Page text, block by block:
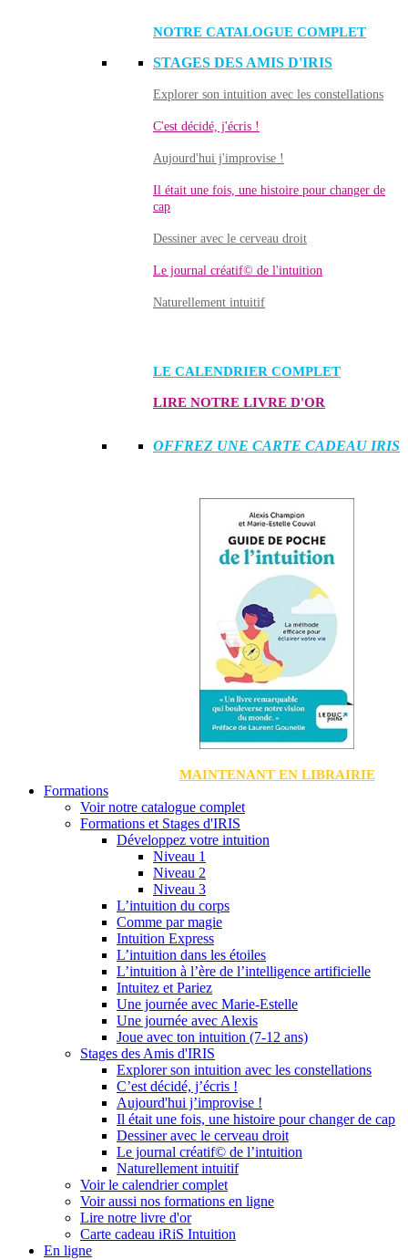
NOTRE CATALOGUE COMPLET
STAGES DES AMIS D'IRIS
Explorer son intuition avec les constellations
C'est décidé, j'écris !
Aujourd'hui j'improvise !
Il était une fois, une histoire pour changer de
cap
Dessiner avec le cerveau droit
Le journal créatif© de l'intuition
Naturellement intuitif
LE CALENDRIER COMPLET
LIRE NOTRE LIVRE D'OR
OFFREZ UNE CARTE CADEAU IRIS
MAINTENANT EN LIBRAIRIE
Formations
Voir notre catalogue complet
Formations et Stages d'IRIS
Développez votre intuition
Niveau 1
Niveau 2
Niveau 3
L’intuition du corps
Comme par magie
Intuition Express
L’intuition dans les étoiles
L’intuition à l’ère de l’intelligence artificielle
Intuitez et Pariez
Une journée avec Marie-Estelle
Une journée avec Alexis
Joue avec ton intuition (7-12 ans)
Stages des Amis d'IRIS
Explorer son intuition avec les constellations
C’est décidé, j’écris !
Aujourd'hui j’improvise !
Il était une fois, une histoire pour changer de cap
Dessiner avec le cerveau droit
Le journal créatif© de l’intuition
Naturellement intuitif
Voir le calendrier complet
Voir aussi nos formations en ligne
Lire notre livre d'or
Carte cadeau iRiS Intuition
En ligne